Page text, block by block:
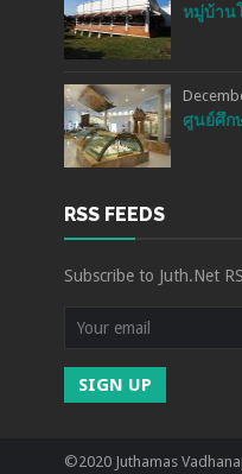
หมู่บ้าน
ศูนย์ศึก
RSS FEEDS
Subscribe to Juth.Net
SIGN UP
©2020 Juthamas